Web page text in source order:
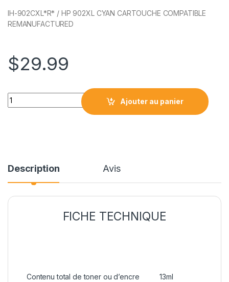
IH-902CXL*R* / HP 902XL CYAN CARTOUCHE COMPATIBLE
REMANUFACTURED
$29.99
HP902CXL*R* / HP 902XL CYAN CARTOUCHE COMPATIBLE
Ajouter au panier
Description Avis
FICHE TECHNIQUE
Contenu total de toner ou d’encre 13ml